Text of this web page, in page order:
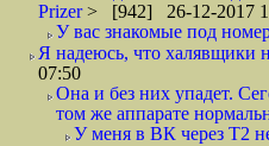
Prizer> [942] 26-12-2017
У вас знакомые под
Я надеюсь, что халявщики
07:50
Она и без них упадет.
том же аппарате
У меня в ВК через Т2